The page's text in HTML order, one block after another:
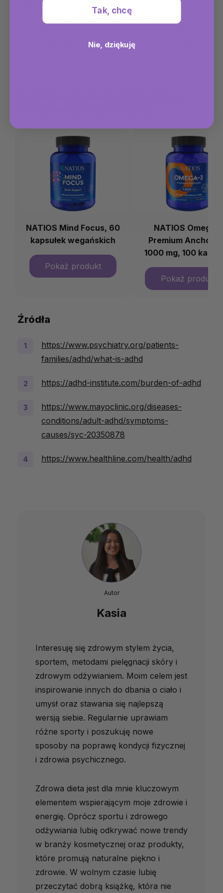
odpowiednie kroki, aby sobie z tym poradzić.
Pamiętaj, że przy odpowiednim wsparciu i
życie, niezależnie od tego, czy ADHD jest częścią
NATIOS Mind Focus, 60
kapsułek wegańskich
NATIOS Omega-
Premium
1000 mg, 100
softgel
Źródła
https://www.psychiatry.org/patients-
families/adhd/what-is-adhd
https://adhd-institute.com/burden-of-adhd
https://www.mayoclinic.org/diseases-
conditions/adult-adhd/symptoms-
causes/syc-20350878
https://www.healthline.com/health/adhd
Autor
Kasia
Interesuję się zdrowym stylem życia,
sportem, metodami pielęgnacji skóry i
zdrowym odżywianiem. Moim celem jest
inspirowanie innych do dbania o ciało i
umysł oraz stawania się najlepszą
wersją siebie. Regularnie uprawiam
różne sporty i poszukuję nowe
sposoby na poprawę kondycji fizycznej
i zdrowia psychicznego.
Zdrowa dieta jest dla mnie kluczowym
elementem wspierającym moje zdrowie i
energię. Oprócz sportu i zdrowego
odżywiania lubię odkrywać nowe trendy
w branży kosmetycznej oraz produkty,
które promują naturalne piękno i
zdrowie. W wolnym czasie lubię
przeczytać dobrą książkę, która nie
Tak, chcę
Nie, dziękuję